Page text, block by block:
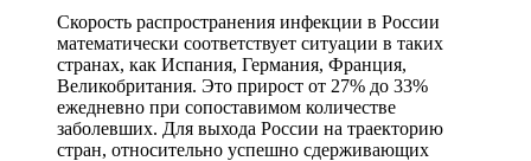
Скорость распространения инфекции в России
математически соответствует ситуации в таких
странах, как Испания, Германия, Франция,
Великобритания. Это прирост от 27% до 33%
ежедневно при сопоставимом количестве
заболевших. Для выхода России на траекторию
стран, относительно успешно сдерживающих